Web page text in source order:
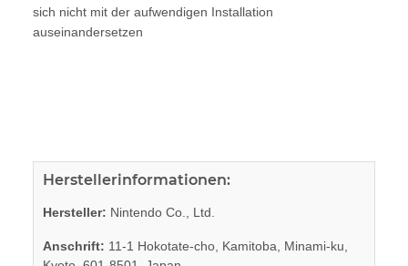
sich nicht mit der aufwendigen Installation
auseinandersetzen
Herstellerinformationen:
Hersteller: Nintendo Co., Ltd.
Anschrift: 11-1 Hokotate-cho, Kamitoba, Minami-ku,